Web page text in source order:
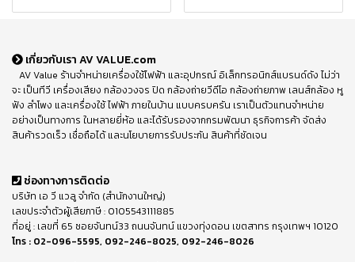
เกี่ยวกับเรา AV VALUE.com
AV Value ร้านจำหน่ายเครื่องใช้ไฟฟ้า และอุปกรณ์ อิเล็กทรอนิกส์แบรนด์ดัง ไม่ว่า
จะ เป็นทีวี เครื่องเสียง กล้องวงจร ปิด กล้องถ่ายวีดีโอ กล้องถ่ายภาพ เลนส์กล้อง หู
ฟัง ลำโพง และเครื่องใช้ ไฟฟ้า ภายในบ้าน แบบครบครัน เราเป็นตัวแทนจำหน่าย
อย่างเป็นทางการ ในหลายยี่ห้อ และได้รับรองจากกรมพัฒนา ธุรกิจการค้า จัดส่ง
สินค้ารวดเร็ว เชื่อถือได้ และนโยบายการรับประกัน สินค้าที่ชัดเจน
ช่องทางการติดต่อ
บริษัท เอ วี แวลู จำกัด (สำนักงานใหญ่)
เลขประจำตัวผู้เสียภาษี : 0105543111885
ที่อยู่ : เลขที่ 65 ซอยจันทน์33 ถนนจันทน์ แขวงทุ่งดอน เขตสาทร กรุงเทพฯ 10120
โทร : 02-096-5595, 092-246-8025, 092-246-8026